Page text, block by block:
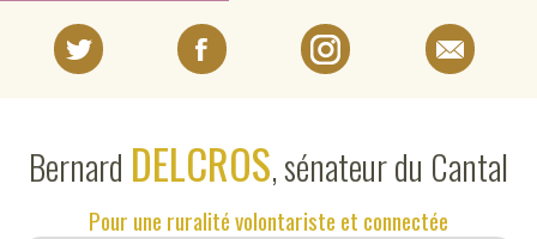
Bernard DELCROS, sénateur du Cantal
Pour une ruralité volontariste et connectée
EN DIRECT DU SÉNAT